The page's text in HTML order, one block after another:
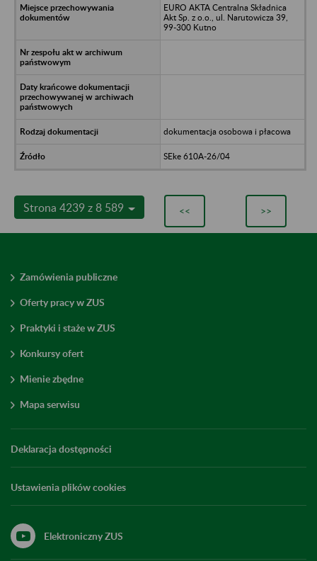
EURO AKTA Centralna Składnica
Akt Sp. z o.o., ul. Narutowicza 39,
99-300 Kutno
dokumentacja osobowa i płacowa
SEke 610A-26/04
Strona 4239 z 8 589 << >>
Zamówienia publiczne
Oferty pracy w ZUS
Praktyki i staże w ZUS
Konkursy ofert
Mienie zbędne
Mapa serwisu
Deklaracja dostępności
Ustawienia plików cookies
Elektroniczny ZUS